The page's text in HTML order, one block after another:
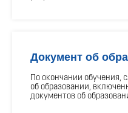
Документ об
По окончании обучения,
об образовании,
документов об